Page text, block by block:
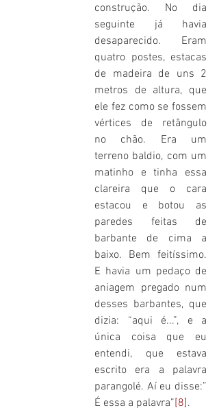
construção. No dia
seguinte já havia
desaparecido. Eram
quatro postes, estacas
de madeira de uns 2
metros de altura, que
ele fez como se fossem
vértices de retângulo
no chão. Era um
terreno baldio, com um
matinho e tinha essa
clareira que o cara
estacou e botou as
paredes feitas de
barbante de cima a
baixo. Bem feitíssimo.
E havia um pedaço de
aniagem pregado num
desses barbantes, que
dizia: “aqui é...”, e a
única coisa que eu
entendi, que estava
escrito era a palavra
parangolé. Aí eu disse:”
É essa a palavra”[8].